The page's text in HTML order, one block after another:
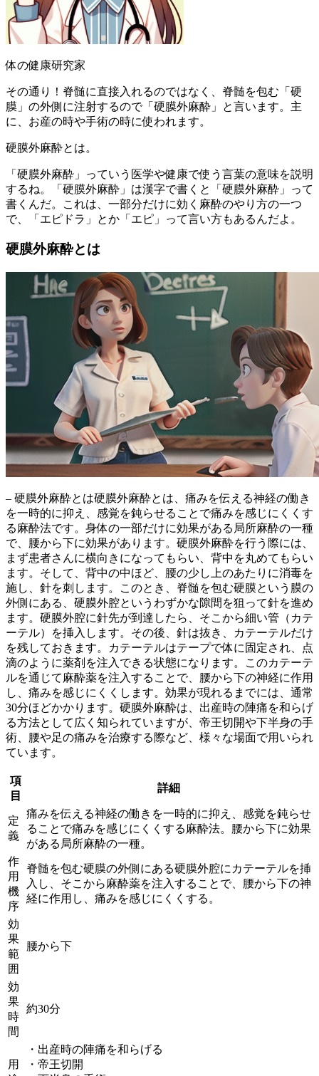
体の健康研究家
その通り！脊髄に直接入れるのではなく、脊髄を包む「硬
膜」の外側に注射するので「硬膜外麻酔」と言います。主
に、お産の時や手術の時に使われます。
硬膜外麻酔とは。
「硬膜外麻酔」っていう医学や健康で使う言葉の意味を説明
するね。「硬膜外麻酔」は漢字で書くと「硬膜外麻酔」って
書くんだ。これは、一部分だけに効く麻酔のやり方の一つ
で、「エピドラ」とか「エピ」って言い方もあるんだよ。
硬膜外麻酔とは
– 硬膜外麻酔とは硬膜外麻酔とは、 痛みを伝える神経の働き
を一時的に抑え、感覚を鈍らせることで痛みを感じにくくす
る麻酔法です。身体の一部だけに効果がある局所麻酔の一種
で、腰から下に効果があります。硬膜外麻酔を行う際には、
まず患者さんに横向きになってもらい、背中を丸めてもらい
ます。そして、背中の中ほど、腰の少し上のあたりに消毒を
施し、針を刺します。このとき、 脊髄を包む硬膜という膜の
外側にある、硬膜外腔というわずかな隙間 を狙って針を進め
ます。硬膜外腔に針先が到達したら、そこから細い管（カテ
ーテル）を挿入します。その後、針は抜き、カテーテルだけ
を残しておきます。カテーテルはテープで体に固定され、点
滴のように薬剤を注入できる状態になります。このカテーテ
ルを通じて麻酔薬を注入することで、腰から下の神経に作用
し、痛みを感じにくくします。効果が現れるまでには、通常
30分ほどかかります。硬膜外麻酔は、 出産時の陣痛を和らげ
る方法として広く知られていますが、 帝王切開や下半身の手
術、腰や足の痛みを治療する際など、様々な場面で用いられ
ています。
項
目
詳細
定
義
痛みを伝える神経の働きを一時的に抑え、感覚を鈍らせ
ることで痛みを感じにくくする麻酔法。腰から下に効果
がある局所麻酔の一種。
作
用
機
序
脊髄を包む硬膜の外側にある硬膜外腔にカテーテルを挿
入し、そこから麻酔薬を注入することで、腰から下の神
経に作用し、痛みを感じにくくする。
効
果
範
囲
腰から下
効
果
時
間
約30分
用
・出産時の陣痛を和らげる
・帝王切開